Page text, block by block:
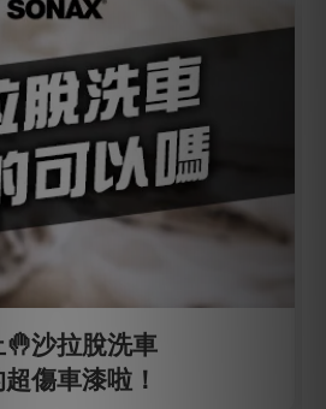
沙拉脫洗車
傷車漆啦！